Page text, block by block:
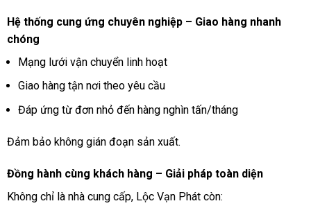
Hệ thống cung ứng chuyên nghiệp – Giao hàng nhanh
chóng
Mạng lưới vận chuyển linh hoạt
Giao hàng tận nơi theo yêu cầu
Đáp ứng từ đơn nhỏ đến hàng nghìn tấn/tháng
Đảm bảo không gián đoạn sản xuất.
Đồng hành cùng khách hàng – Giải pháp toàn diện
Không chỉ là nhà cung cấp, Lộc Vạn Phát còn: